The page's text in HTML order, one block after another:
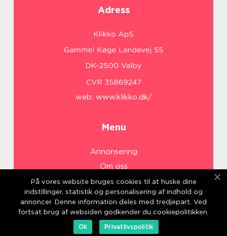
Adress
web: www.klikko.dk/
Menu
Annonsering
Om oss
Cookies
Kontakta oss
Sitemap
På vores website bruges cookies til at huske dine
indstillinger, statistik og personalisering af indhold og
annoncer. Denne information deles med tredjepart. Ved
fortsat brug af websiden godkender du cookiepolitikken.
Ok
Privatlivspolitik